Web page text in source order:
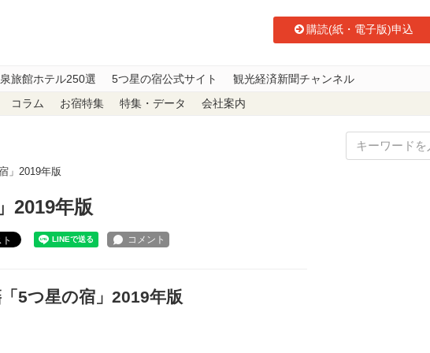
購読(紙・電子版)申込
旅館ホテル250選 5つ星の宿公式サイト 観光経済新聞チャンネル
コラム お宿特集 特集・データ 会社案内
」2019年版
2019年版
5つ星の宿」2019年版